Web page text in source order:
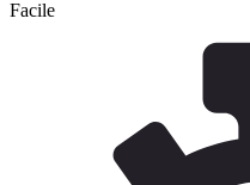
Facile